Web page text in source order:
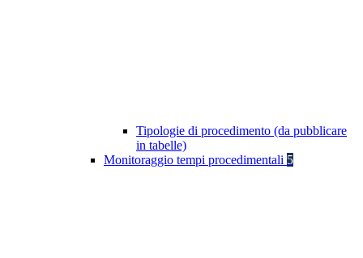
Tipologie di procedimento (da pubblicare
in tabelle)
Monitoraggio tempi procedimentali 5